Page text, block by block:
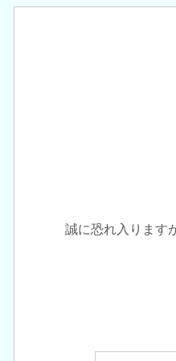
誠に恐れ入ります